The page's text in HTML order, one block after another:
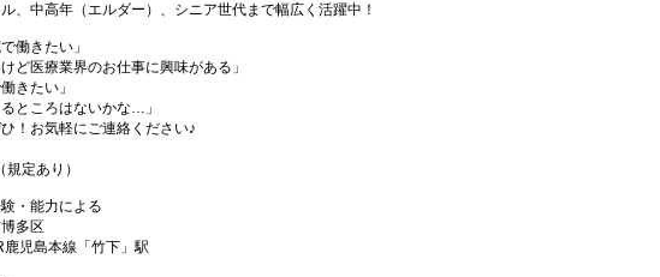
、中高年（エルダー）、シニア世代まで幅広く活躍中！
働きたい」
けど医療業界のお仕事に興味がある」
きたい」
るところはないかな…」
！お気軽にご連絡ください♪
定あり）
・能力による
多区
鹿児島本線「竹下」駅